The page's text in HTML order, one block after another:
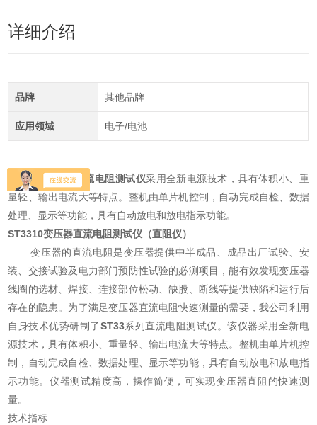
详细介绍
品牌 其他品牌
应用领域 电子/电池
ST3310 变压器直流电阻测试仪采用全新电源技术，具有体积小、重
量轻、输出电流大等特点。整机由单片机控制，自动完成自检、数据
处理、显示等功能，具有自动放电和放电指示功能。
ST3310变压器直流电阻测试仪 （直阻仪）
变压器的直流电阻是变压器提供中半成品、成品出厂试验、安
装、交接试验及电力部门预防性试验的必测项目，能有效发现变压器
线圈的选材、焊接、连接部位松动、缺股、断线等提供缺陷和运行后
存在的隐患。为了满足变压器直流电阻快速测量的需要，我公司利用
自身技术优势研制了ST33系列直流电阻测试仪。该仪器采用全新电
源技术，具有体积小、重量轻、输出电流大等特点。整机由单片机控
制，自动完成自检、数据处理、显示等功能，具有自动放电和放电指
示功能。仪器测试精度高，操作简便，可实现变压器直阻的快速测
量。
技术指标